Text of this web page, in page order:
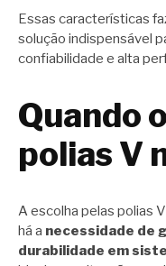
Essas características
solução indispensável
confiabilidade e alta
Quando
polias V
A escolha pelas polias
há a necessidade de
durabilidade em